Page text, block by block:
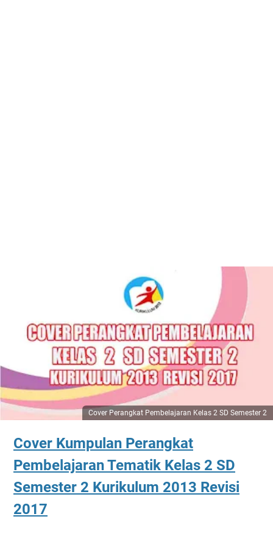
Cover Perangkat Pembelajaran Kelas 2 SD Semester 2
Cover Kumpulan Perangkat
Pembelajaran Tematik Kelas 2 SD
Semester 2 Kurikulum 2013 Revisi
2017